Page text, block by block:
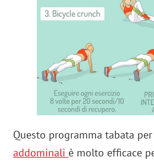
Questo programma tabata
addominali è molto efficace